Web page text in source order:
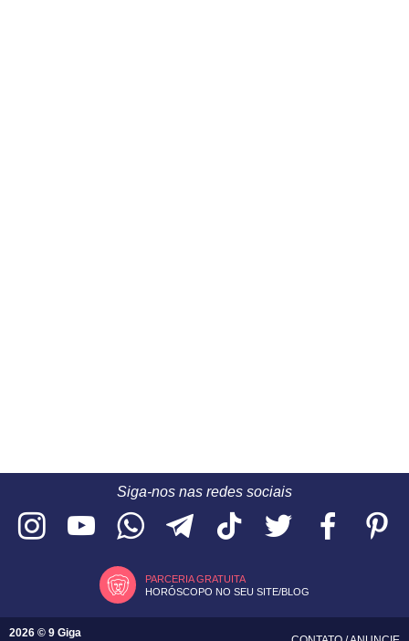
Siga-nos nas redes sociais
PARCERIA GRATUITA
HORÓSCOPO NO SEU SITE/BLOG
2026 © 9 Giga